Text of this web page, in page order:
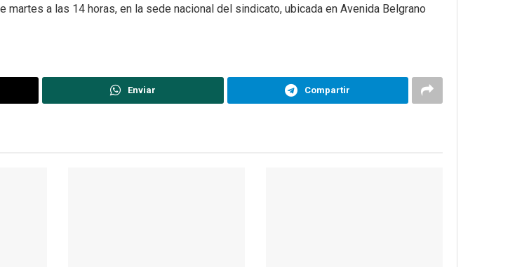
a las 14 horas, en la sede nacional del sindicato, ubicada en Avenida Belgrano
Enviar Compartir